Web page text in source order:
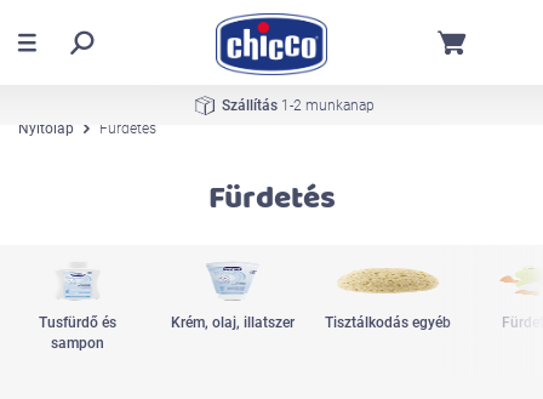
Szállítás1-2 munkanap
Nyitólap
Fürdetés
Fürdetés
Tusfürdő és
sampon
Krém, olaj, illatszer Tisztálkodás egyéb